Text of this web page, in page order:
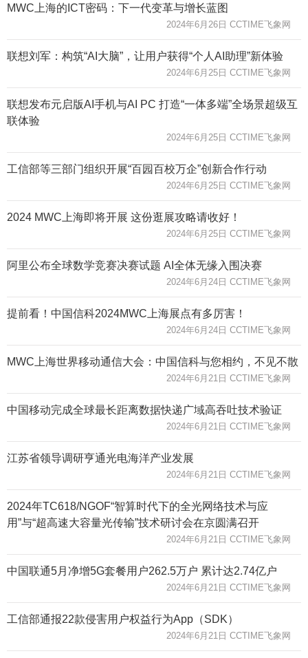
MWC上海的ICT密码：下一代变革与增长蓝图
2024年6月26日 CCTIME飞象网
联想刘军：构筑“AI大脑”，让用户获得“个人AI助理”新体验
2024年6月25日 CCTIME飞象网
联想发布元启版AI手机与AI PC 打造“一体多端”全场景超级互
联体验
2024年6月25日 CCTIME飞象网
工信部等三部门组织开展“百园百校万企”创新合作行动
2024年6月25日 CCTIME飞象网
2024 MWC上海即将开展 这份逛展攻略请收好！
2024年6月25日 CCTIME飞象网
阿里公布全球数学竞赛决赛试题 AI全体无缘入围决赛
2024年6月24日 CCTIME飞象网
提前看！中国信科2024MWC上海展点有多厉害！
2024年6月24日 CCTIME飞象网
MWC上海世界移动通信大会：中国信科与您相约，不见不散
2024年6月21日 CCTIME飞象网
中国移动完成全球最长距离数据快递广域高吞吐技术验证
2024年6月21日 CCTIME飞象网
江苏省领导调研亨通光电海洋产业发展
2024年6月21日 CCTIME飞象网
2024年TC618/NGOF“智算时代下的全光网络技术与应
用”与“超高速大容量光传输”技术研讨会在京圆满召开
2024年6月21日 CCTIME飞象网
中国联通5月净增5G套餐用户262.5万户 累计达2.74亿户
2024年6月21日 CCTIME飞象网
工信部通报22款侵害用户权益行为App（SDK）
2024年6月21日 CCTIME飞象网